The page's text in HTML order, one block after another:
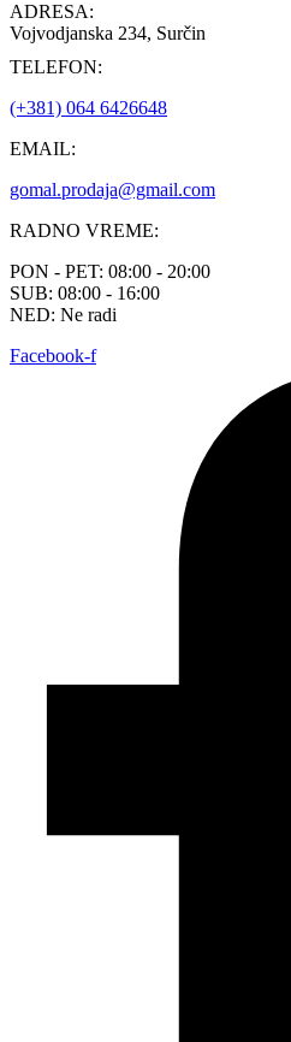
ADRESA:
Vojvodjanska 234, Surčin
TELEFON:
(+381) 064 6426648
EMAIL:
gomal.prodaja@gmail.com
RADNO VREME:
PON - PET: 08:00 - 20:00
SUB: 08:00 - 16:00
NED: Ne radi
Facebook-f